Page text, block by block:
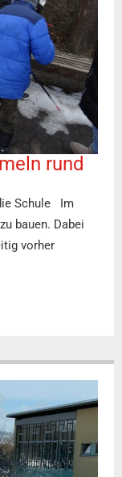
rund
Schule Im
bauen. Dabei
vorher